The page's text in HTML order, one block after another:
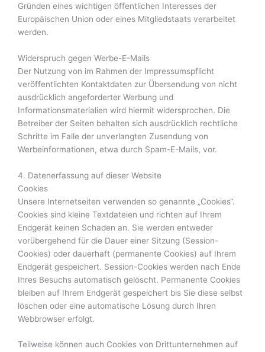
Gründen eines wichtigen öffentlichen Interesses der
Europäischen Union oder eines Mitgliedstaats verarbeitet
werden.
Widerspruch gegen Werbe-E-Mails
Der Nutzung von im Rahmen der Impressumspflicht
veröffentlichten Kontaktdaten zur Übersendung von nicht
ausdrücklich angeforderter Werbung und
Informationsmaterialien wird hiermit widersprochen. Die
Betreiber der Seiten behalten sich ausdrücklich rechtliche
Schritte im Falle der unverlangten Zusendung von
Werbeinformationen, etwa durch Spam-E-Mails, vor.
4. Datenerfassung auf dieser Website
Cookies
Unsere Internetseiten verwenden so genannte „Cookies“.
Cookies sind kleine Textdateien und richten auf Ihrem
Endgerät keinen Schaden an. Sie werden entweder
vorübergehend für die Dauer einer Sitzung (Session-
Cookies) oder dauerhaft (permanente Cookies) auf Ihrem
Endgerät gespeichert. Session-Cookies werden nach Ende
Ihres Besuchs automatisch gelöscht. Permanente Cookies
bleiben auf Ihrem Endgerät gespeichert bis Sie diese selbst
löschen oder eine automatische Lösung durch Ihren
Webbrowser erfolgt.
Teilweise können auch Cookies von Drittunternehmen auf